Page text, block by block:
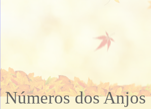
Números dos Anjos